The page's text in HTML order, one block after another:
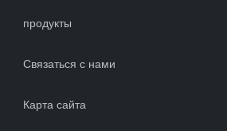
продукты
Связаться с нами
Карта сайта